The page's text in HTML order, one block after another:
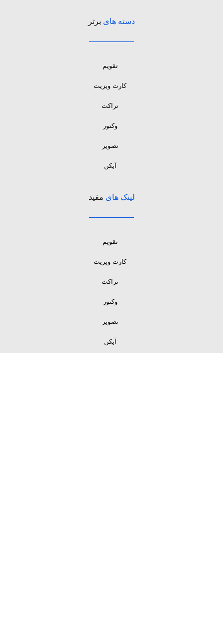
دسته های برتر
تقویم
کارت ویزیت
تراکت
وکتور
تصویر
آیکن
لینک های مفید
تقویم
کارت ویزیت
تراکت
وکتور
تصویر
آیکن